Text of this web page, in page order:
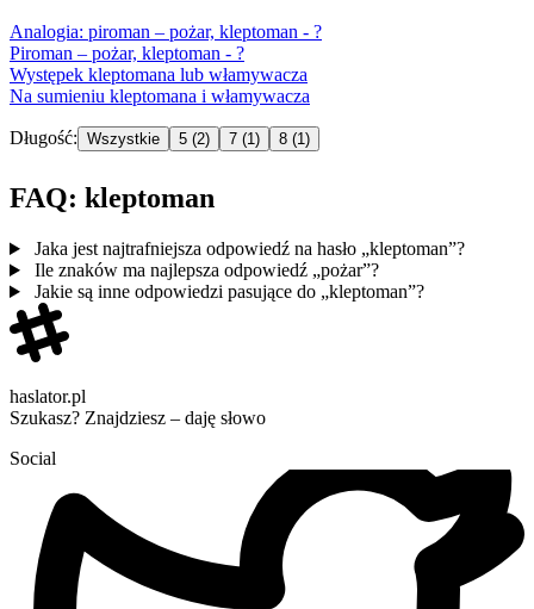
Analogia: piroman – pożar, kleptoman - ?
Piroman – pożar, kleptoman - ?
Występek kleptomana lub włamywacza
Na sumieniu kleptomana i włamywacza
Długość: Wszystkie 5 (2) 7 (1) 8 (1)
FAQ: kleptoman
Jaka jest najtrafniejsza odpowiedź na hasło „kleptoman”?
Ile znaków ma najlepsza odpowiedź „pożar”?
Jakie są inne odpowiedzi pasujące do „kleptoman”?
haslator.pl
Szukasz? Znajdziesz – daję słowo
Social